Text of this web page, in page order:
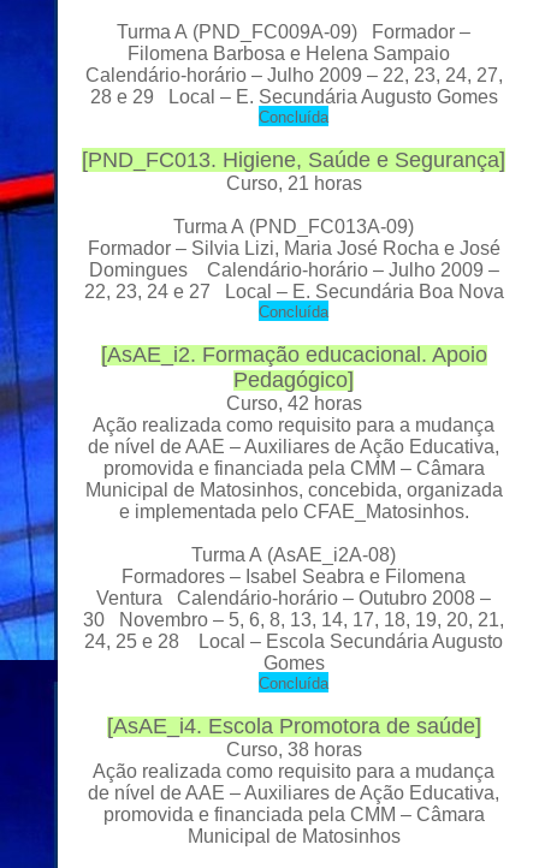
Turma A (PND_FC009A-09) Formador –
Filomena Barbosa e Helena Sampaio
Calendário-horário – Julho 2009 – 22, 23, 24, 27,
28 e 29 Local – E. Secundária Augusto Gomes
Concluída
[PND_FC013. Higiene, Saúde e Segurança]
Curso, 21 horas
Turma A (PND_FC013A-09)
Formador – Silvia Lizi, Maria José Rocha e José
Domingues Calendário-horário – Julho 2009 –
22, 23, 24 e 27 Local – E. Secundária Boa Nova
Concluída
[AsAE_i2. Formação educacional. Apoio
Pedagógico]
Curso, 42 horas
Ação realizada como requisito para a mudança
de nível de AAE – Auxiliares de Ação Educativa,
promovida e financiada pela CMM – Câmara
Municipal de Matosinhos, concebida, organizada
e implementada pelo CFAE_Matosinhos.
Turma A (AsAE_i2A-08)
Formadores – Isabel Seabra e Filomena
Ventura Calendário-horário – Outubro 2008 –
30 Novembro – 5, 6, 8, 13, 14, 17, 18, 19, 20, 21,
24, 25 e 28 Local – Escola Secundária Augusto
Gomes
Concluída
[AsAE_i4. Escola Promotora de saúde]
Curso, 38 horas
Ação realizada como requisito para a mudança
de nível de AAE – Auxiliares de Ação Educativa,
promovida e financiada pela CMM – Câmara
Municipal de Matosinhos